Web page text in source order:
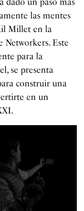
las mentes
Millet en la
Networkers. Este
para la
se presenta
construir una
en un